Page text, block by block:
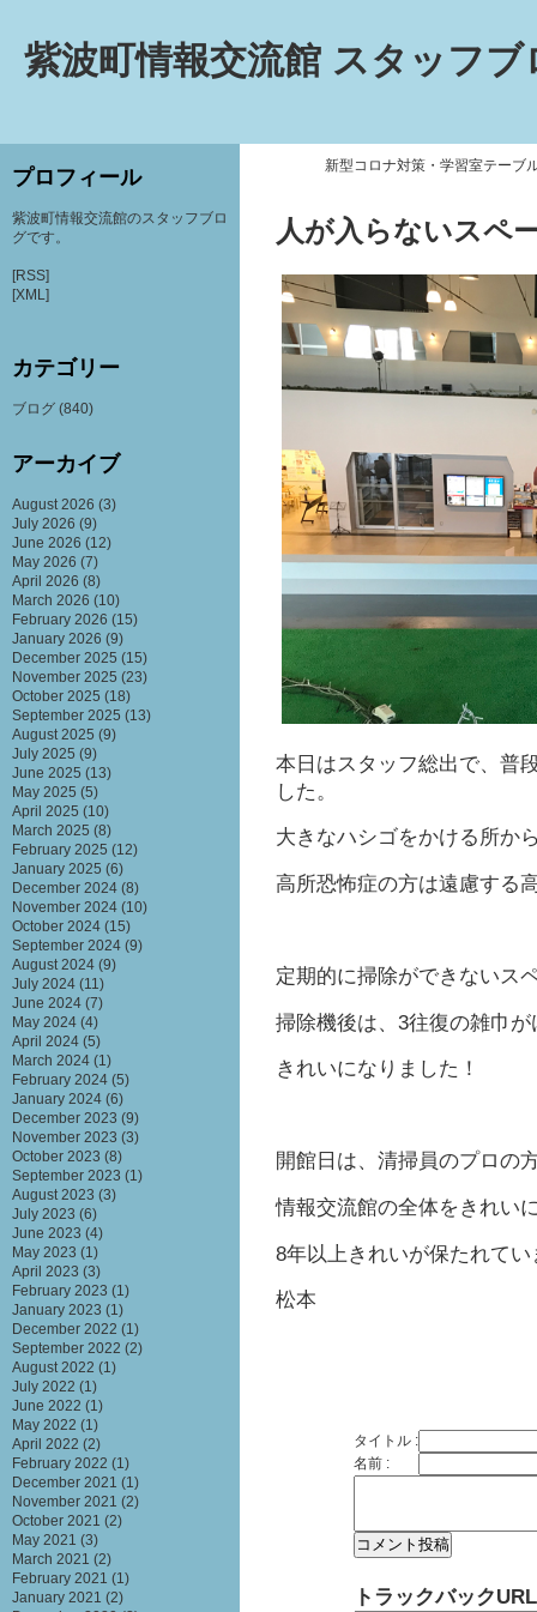
紫波町情報交流館 スタッフブ
新型コロナ対策・学習室テーブ
人が入らないスペ
本日はスタッフ総出で、普
した。
大きなハシゴをかける所か
高所恐怖症の方は遠慮する
定期的に掃除ができないス
掃除機後は、3往復の雑巾が
きれいになりました！
開館日は、清掃員のプロの
情報交流館の全体をきれい
8年以上きれいが保たれてい
松本
タイトル :
名前 :
トラックバックURL
プロフィール
紫波町情報交流館のスタッフブロ
グです。
[RSS]
[XML]
カテゴリー
ブログ (840)
アーカイブ
August 2026 (3)
July 2026 (9)
June 2026 (12)
May 2026 (7)
April 2026 (8)
March 2026 (10)
February 2026 (15)
January 2026 (9)
December 2025 (15)
November 2025 (23)
October 2025 (18)
September 2025 (13)
August 2025 (9)
July 2025 (9)
June 2025 (13)
May 2025 (5)
April 2025 (10)
March 2025 (8)
February 2025 (12)
January 2025 (6)
December 2024 (8)
November 2024 (10)
October 2024 (15)
September 2024 (9)
August 2024 (9)
July 2024 (11)
June 2024 (7)
May 2024 (4)
April 2024 (5)
March 2024 (1)
February 2024 (5)
January 2024 (6)
December 2023 (9)
November 2023 (3)
October 2023 (8)
September 2023 (1)
August 2023 (3)
July 2023 (6)
June 2023 (4)
May 2023 (1)
April 2023 (3)
February 2023 (1)
January 2023 (1)
December 2022 (1)
September 2022 (2)
August 2022 (1)
July 2022 (1)
June 2022 (1)
May 2022 (1)
April 2022 (2)
February 2022 (1)
December 2021 (1)
November 2021 (2)
October 2021 (2)
May 2021 (3)
March 2021 (2)
February 2021 (1)
January 2021 (2)